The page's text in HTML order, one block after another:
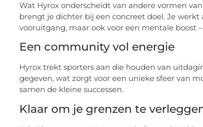
Wat Hyrox onderscheidt van andere vormen
brengt je dichter bij een concreet doel. Je
vooruitgang, maar ook voor een mentale boost
Een community vol energie
Hyrox trekt sporters aan die houden van
gegeven, wat zorgt voor een unieke sfeer van
samen de kleine successen.
Klaar om je grenzen te